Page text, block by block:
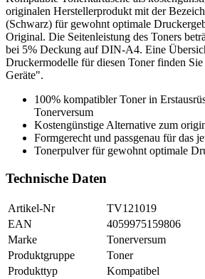
originalen Herstellerprodukt mit der
(Schwarz) für gewohnt optimale
Original. Die Seitenleistung des Toners
bei 5% Deckung auf DIN-A4. Eine
Druckermodelle für diesen Toner finden
Geräte".
100% kompatibler Toner in
Tonerversum
Kostengünstige Alternative zum
Formgerecht und passgenau für das
Tonerpulver für gewohnt optimale
Technische Daten
Artikel-Nr
TV121019
EAN
4059975159806
Marke
Tonerversum
Produktgruppe
Toner
Produkttyp
Kompatibel